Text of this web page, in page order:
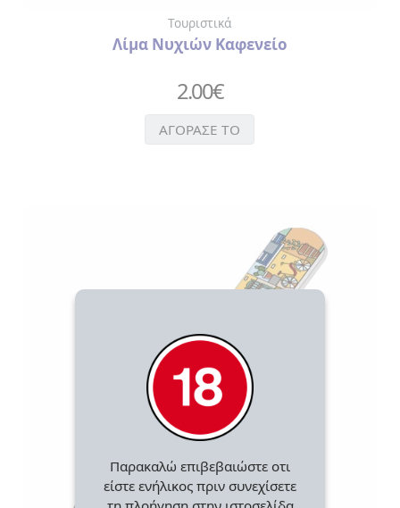
Παρακαλώ επιβεβαιώστε οτι
είστε ενήλικος πριν συνεχίσετε
Τουριστικά
Λίμα Νυχιών Καφενείο
2.00€
ΑΓΟΡΑΣΕ ΤΟ